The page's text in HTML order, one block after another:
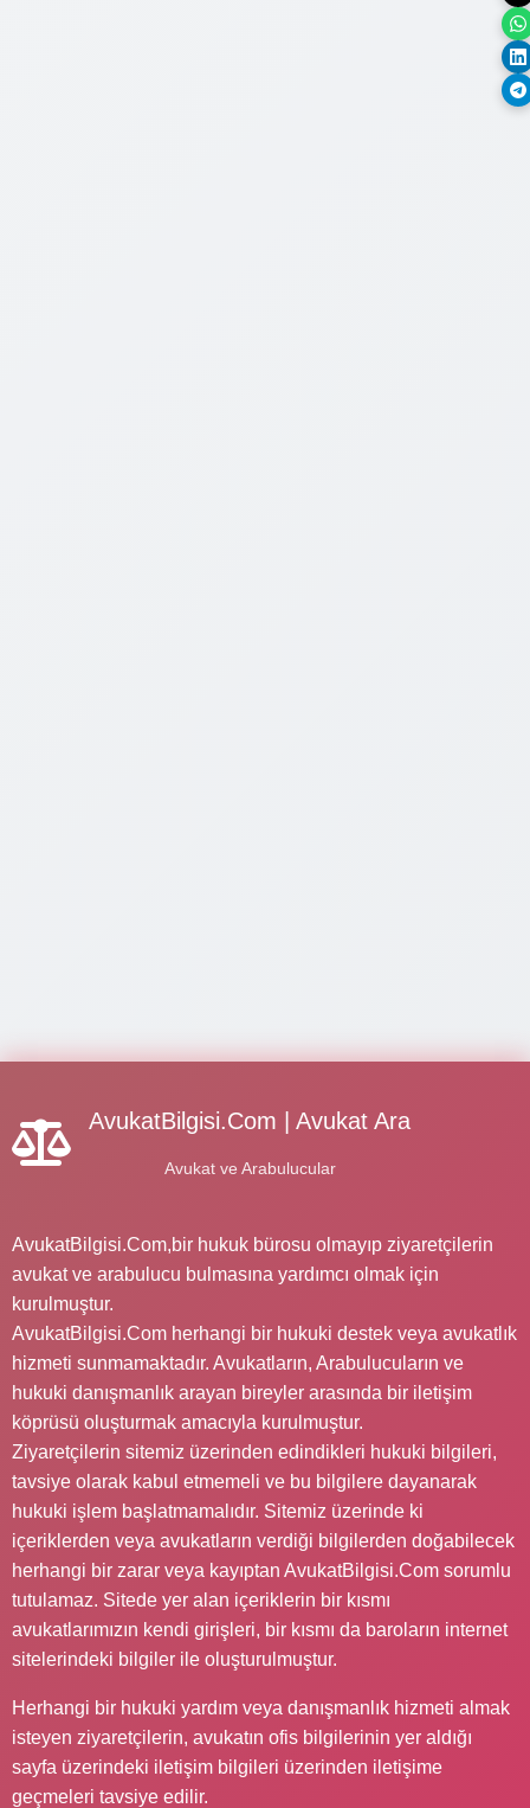
AvukatBilgisi.Com | Avukat Ara
Avukat ve Arabulucular
AvukatBilgisi.Com,bir hukuk bürosu olmayıp ziyaretçilerin
avukat ve arabulucu bulmasına yardımcı olmak için
kurulmuştur.
AvukatBilgisi.Com herhangi bir hukuki destek veya avukatlık
hizmeti sunmamaktadır. Avukatların, Arabulucuların ve
hukuki danışmanlık arayan bireyler arasında bir iletişim
köprüsü oluşturmak amacıyla kurulmuştur.
Ziyaretçilerin sitemiz üzerinden edindikleri hukuki bilgileri,
tavsiye olarak kabul etmemeli ve bu bilgilere dayanarak
hukuki işlem başlatmamalıdır. Sitemiz üzerinde ki
içeriklerden veya avukatların verdiği bilgilerden doğabilecek
herhangi bir zarar veya kayıptan AvukatBilgisi.Com sorumlu
tutulamaz. Sitede yer alan içeriklerin bir kısmı
avukatlarımızın kendi girişleri, bir kısmı da baroların internet
sitelerindeki bilgiler ile oluşturulmuştur.
Herhangi bir hukuki yardım veya danışmanlık hizmeti almak
isteyen ziyaretçilerin, avukatın ofis bilgilerinin yer aldığı
sayfa üzerindeki iletişim bilgileri üzerinden iletişime
geçmeleri tavsiye edilir.